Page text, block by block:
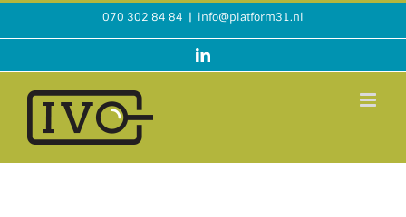
Ga
070 302 84 84 | info@platform31.nl
LinkedIn